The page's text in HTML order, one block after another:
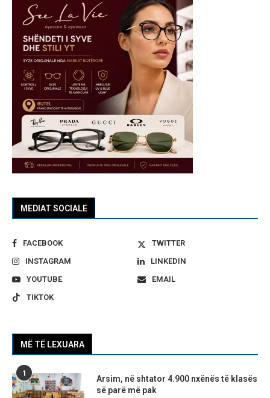
MEDIAT SOCIALE
FACEBOOK
TWITTER
INSTAGRAM
LINKEDIN
YOUTUBE
EMAIL
TIKTOK
MË TË LEXUARA
1
Arsim, në shtator 4.900 nxënës të klasës
së parë më pak